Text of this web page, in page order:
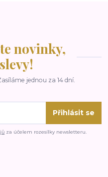
novinky,
jednou za 14 dní.
Přihlásit se
za účelem rozesílky newsletteru.